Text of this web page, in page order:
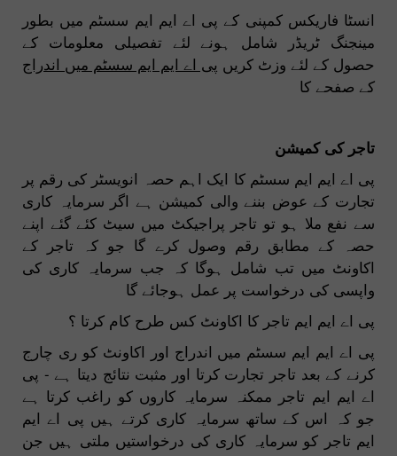
انسٹا فاریکس کمپنی کے پی اے ایم ایم سسٹم میں بطور
مینجنگ ٹریڈر شامل ہونے لئے تفصیلی معلومات کے
حصول کے لئے وزٹ کریں پی اے ایم ایم سسٹم میں اندراج
کے صفحے کا
تاجر کی کمیشن
پی اے ایم ایم سسٹم کا ایک اہم حصہ انویسٹر کی رقم پر
تجارت کے عوض بننے والی کمیشن ہے اگر سرمایہ کاری
سے نفع ملا ہو تو تاجر پراجیکٹ میں سیٹ کئے گئے اپنے
حصہ کے مطابق رقم وصول کرے گا جو کہ تاجر کے
اکاونٹ میں تب شامل ہوگا کہ جب سرمایہ کاری کی
واپسی کی درخواست پر عمل ہوجائے گا
پی اے ایم ایم تاجر کا اکاونٹ کس طرح کام کرتا ؟
پی اے ایم ایم سسٹم میں اندراج اور اکاونٹ کو ری چارج
کرنے کے بعد تاجر تجارت کرتا اور مثبت نتائج دیتا ہے - پی
اے ایم ایم تاجر ممکنہ سرمایہ کاروں کو راغب کرتا ہے
جو کہ اس کے ساتھ سرمایہ کاری کرتے ہیں پی اے ایم
ایم تاجر کو سرمایہ کاری کی درخواستیں ملتی ہیں جن